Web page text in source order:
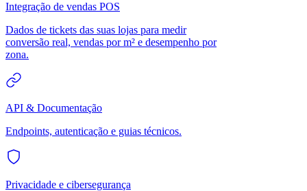
Integração de vendas POS
Dados de tickets das suas lojas para medir
conversão real, vendas por m² e desempenho por
zona.
API & Documentação
Endpoints, autenticação e guias técnicos.
Privacidade e cibersegurança